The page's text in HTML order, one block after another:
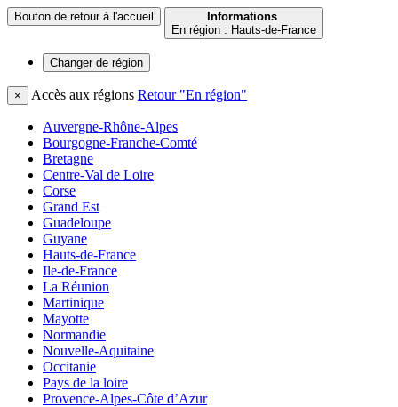
Bouton de retour à l'accueil
Informations
En région : Hauts-de-France
Changer de région
× Accès aux régions Retour "En région"
Auvergne-Rhône-Alpes
Bourgogne-Franche-Comté
Bretagne
Centre-Val de Loire
Corse
Grand Est
Guadeloupe
Guyane
Hauts-de-France
Ile-de-France
La Réunion
Martinique
Mayotte
Normandie
Nouvelle-Aquitaine
Occitanie
Pays de la loire
Provence-Alpes-Côte d’Azur